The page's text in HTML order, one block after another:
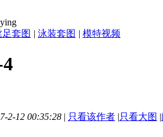
足套图 | 泳装套图 | 模特视频
2-12 00:35:28 | 只看该作者 |只看大图 |